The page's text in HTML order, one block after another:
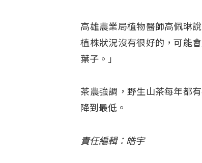
高雄農業局植物醫師高佩琳
植株狀況沒有很好的，可能
葉子。」
茶農強調，野生山茶每年都
降到最低。
責任編輯：皓宇